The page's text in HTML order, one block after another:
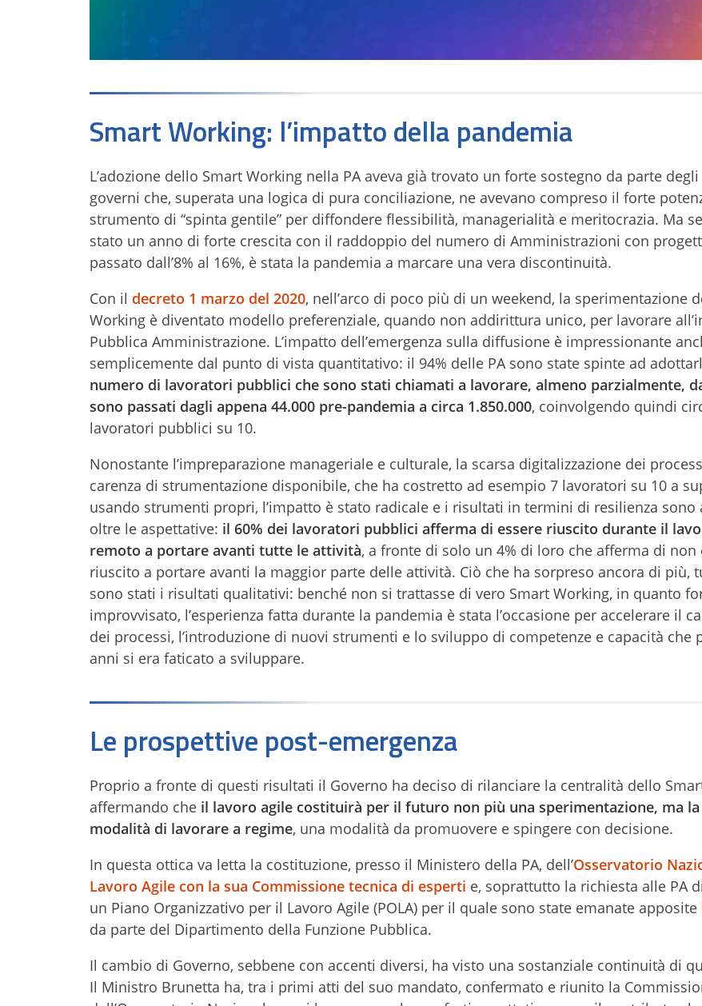
Smart Working: l’impatto della pandemia
L’adozione dello Smart Working nella PA aveva già trovato un forte sostegno da parte
governi che, superata una logica di pura conciliazione, ne avevano compreso il forte
strumento di “spinta gentile” per diffondere flessibilità, managerialità e meritocrazia. Ma
stato un anno di forte crescita con il raddoppio del numero di Amministrazioni con
passato dall’8% al 16%, è stata la pandemia a marcare una vera discontinuità.
Con il decreto 1 marzo del 2020, nell’arco di poco più di un weekend, la sperimentazione
Working è diventato modello preferenziale, quando non addirittura unico, per lavorare
Pubblica Amministrazione. L’impatto dell’emergenza sulla diffusione è impressionante
semplicemente dal punto di vista quantitativo: il 94% delle PA sono state spinte ad
numero di lavoratori pubblici che sono stati chiamati a lavorare, almeno parzialmente,
sono passati dagli appena 44.000 pre-pandemia a circa 1.850.000, coinvolgendo quindi
lavoratori pubblici su 10.
Nonostante l’impreparazione manageriale e culturale, la scarsa digitalizzazione dei
carenza di strumentazione disponibile, che ha costretto ad esempio 7 lavoratori su 10 a
usando strumenti propri, l’impatto è stato radicale e i risultati in termini di resilienza sono
oltre le aspettative: il 60% dei lavoratori pubblici afferma di essere riuscito durante il
remoto a portare avanti tutte le attività, a fronte di solo un 4% di loro che afferma di non
riuscito a portare avanti la maggior parte delle attività. Ciò che ha sorpreso ancora di più,
sono stati i risultati qualitativi: benché non si trattasse di vero Smart Working, in quanto
improvvisato, l’esperienza fatta durante la pandemia è stata l’occasione per accelerare il
dei processi, l’introduzione di nuovi strumenti e lo sviluppo di competenze e capacità che
anni si era faticato a sviluppare.
Le prospettive post-emergenza
Proprio a fronte di questi risultati il Governo ha deciso di rilanciare la centralità dello
affermando che il lavoro agile costituirà per il futuro non più una sperimentazione, ma
modalità di lavorare a regime, una modalità da promuovere e spingere con decisione.
In questa ottica va letta la costituzione, presso il Ministero della PA, dell’Osservatorio
Lavoro Agile con la sua Commissione tecnica di esperti e, soprattutto la richiesta alle PA
un Piano Organizzativo per il Lavoro Agile (POLA) per il quale sono state emanate apposite
da parte del Dipartimento della Funzione Pubblica.
Il cambio di Governo, sebbene con accenti diversi, ha visto una sostanziale continuità di
Il Ministro Brunetta ha, tra i primi atti del suo mandato, confermato e riunito la